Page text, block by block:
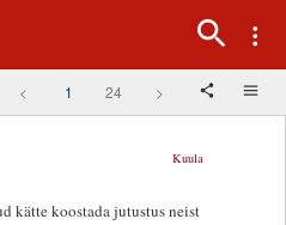
< 1 24 >
Kuula
kätte koostada jutustus neist